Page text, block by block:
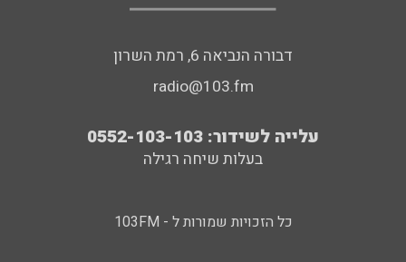
דבורה הנביאה 6, רמת השרון
radio@103.fm
עלייה לשידור: 0552-103-103
בעלות שיחה רגילה
כל הזכויות שמורות ל - 103FM